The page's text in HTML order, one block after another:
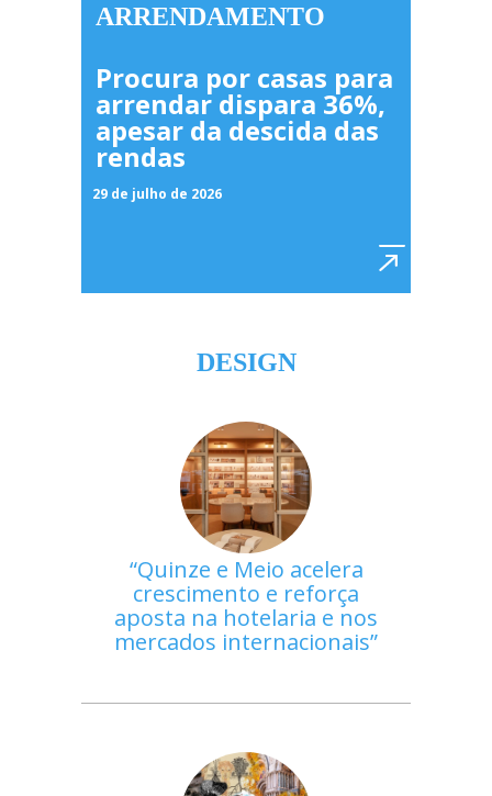
ARRENDAMENTO
Procura por casas para
arrendar dispara 36%,
apesar da descida das
rendas
29 de julho de 2026
DESIGN
Quinze e Meio acelera
crescimento e reforça
aposta na hotelaria e nos
mercados internacionais